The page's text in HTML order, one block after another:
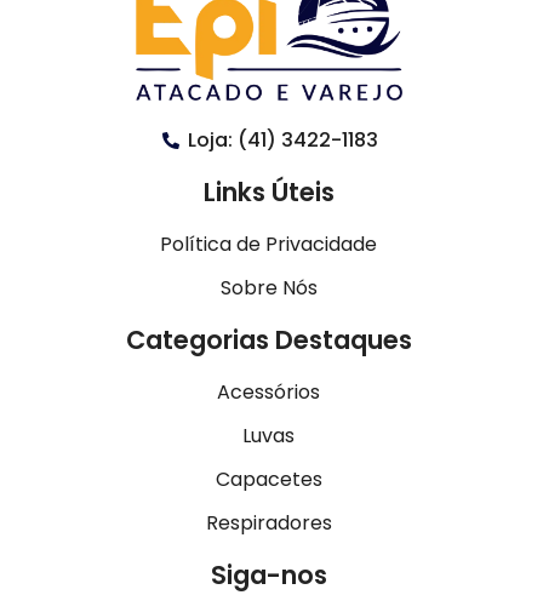
Loja: (41) 3422-1183
Links Úteis
Política de Privacidade
Sobre Nós
Categorias Destaques
Acessórios
Luvas
Capacetes
Respiradores
Siga-nos